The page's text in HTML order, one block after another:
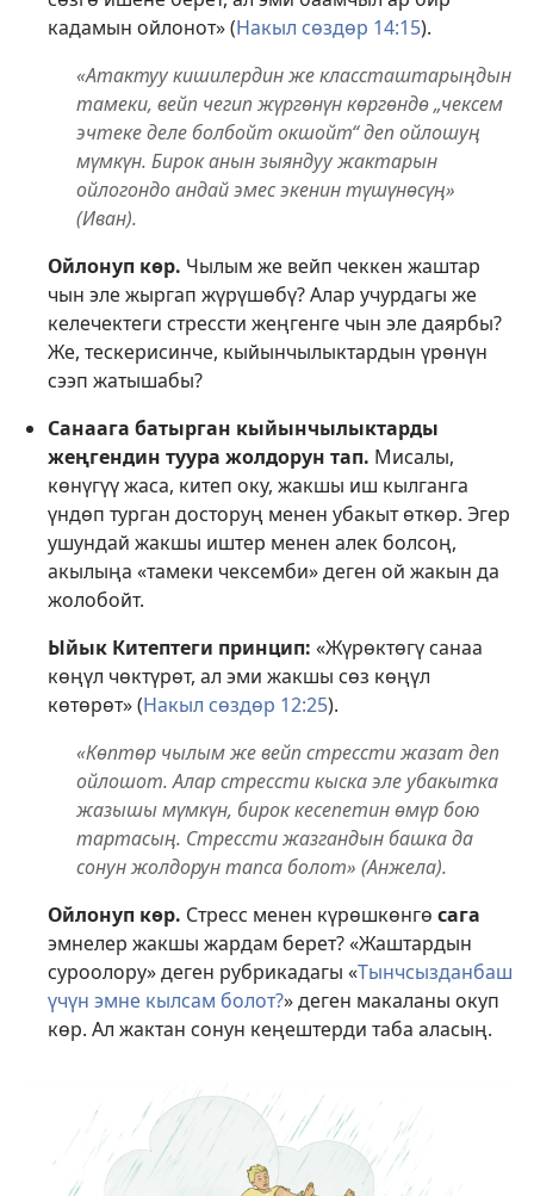
кадамын ойлонот» (Накыл сөздөр 14:15).
«Атактуу кишилердин же классташтарыңдын
тамеки, вейп чегип жүргөнүн көргөндө „чексем
эчтеке деле болбойт окшойт“ деп ойлошуң
мүмкүн. Бирок анын зыяндуу жактарын
ойлогондо андай эмес экенин түшүнөсүң»
(Иван).
Ойлонуп көр. Чылым же вейп чеккен жаштар
чын эле жыргап жүрүшөбү? Алар учурдагы же
келечектеги стрессти жеңгенге чын эле даярбы?
Же, тескерисинче, кыйынчылыктардын үрөнүн
сээп жатышабы?
Санаага батырган кыйынчылыктарды
жеңгендин туура жолдорун тап. Мисалы,
көнүгүү жаса, китеп оку, жакшы иш кылганга
үндөп турган досторуң менен убакыт өткөр. Эгер
ушундай жакшы иштер менен алек болсоң,
акылыңа «тамеки чексемби» деген ой жакын да
жолобойт.
Ыйык Китептеги принцип: «Жүрөктөгү санаа
көңүл чөктүрөт, ал эми жакшы сөз көңүл
көтөрөт» (Накыл сөздөр 12:25).
«Көптөр чылым же вейп стрессти жазат деп
ойлошот. Алар стрессти кыска эле убакытка
жазышы мүмкүн, бирок кесепетин өмүр бою
тартасың. Стрессти жазгандын башка да
сонун жолдорун тапса болот» (Анжела).
Ойлонуп көр. Стресс менен күрөшкөнгө сага
эмнелер жакшы жардам берет? «Жаштардын
суроолору» деген рубрикадагы «Тынчсызданбаш
үчүн эмне кылсам болот?» деген макаланы окуп
көр. Ал жактан сонун кеңештерди таба аласың.